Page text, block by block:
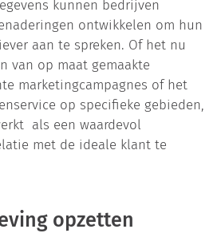
kunnen bedrijven
ontwikkelen om hun
aan te spreken. Of het nu
van op maat gemaakte
marketingcampagnes of het
op specifieke gebieden,
als een waardevol
met de ideale klant te
opzetten